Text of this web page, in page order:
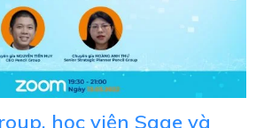
học viện Sage và